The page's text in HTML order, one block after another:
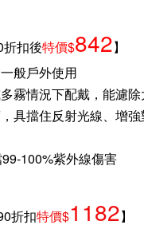
折扣後特價$842】
般戶外使用
霧情況下配戴，能濾
具擋住反射光線、增
100%紫外線傷害
折扣特價$1182】